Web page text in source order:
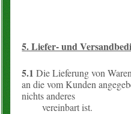
5. Liefer- und
5.1 Die Lieferung von
an die vom Kunden
nichts anderes
vereinbart ist.